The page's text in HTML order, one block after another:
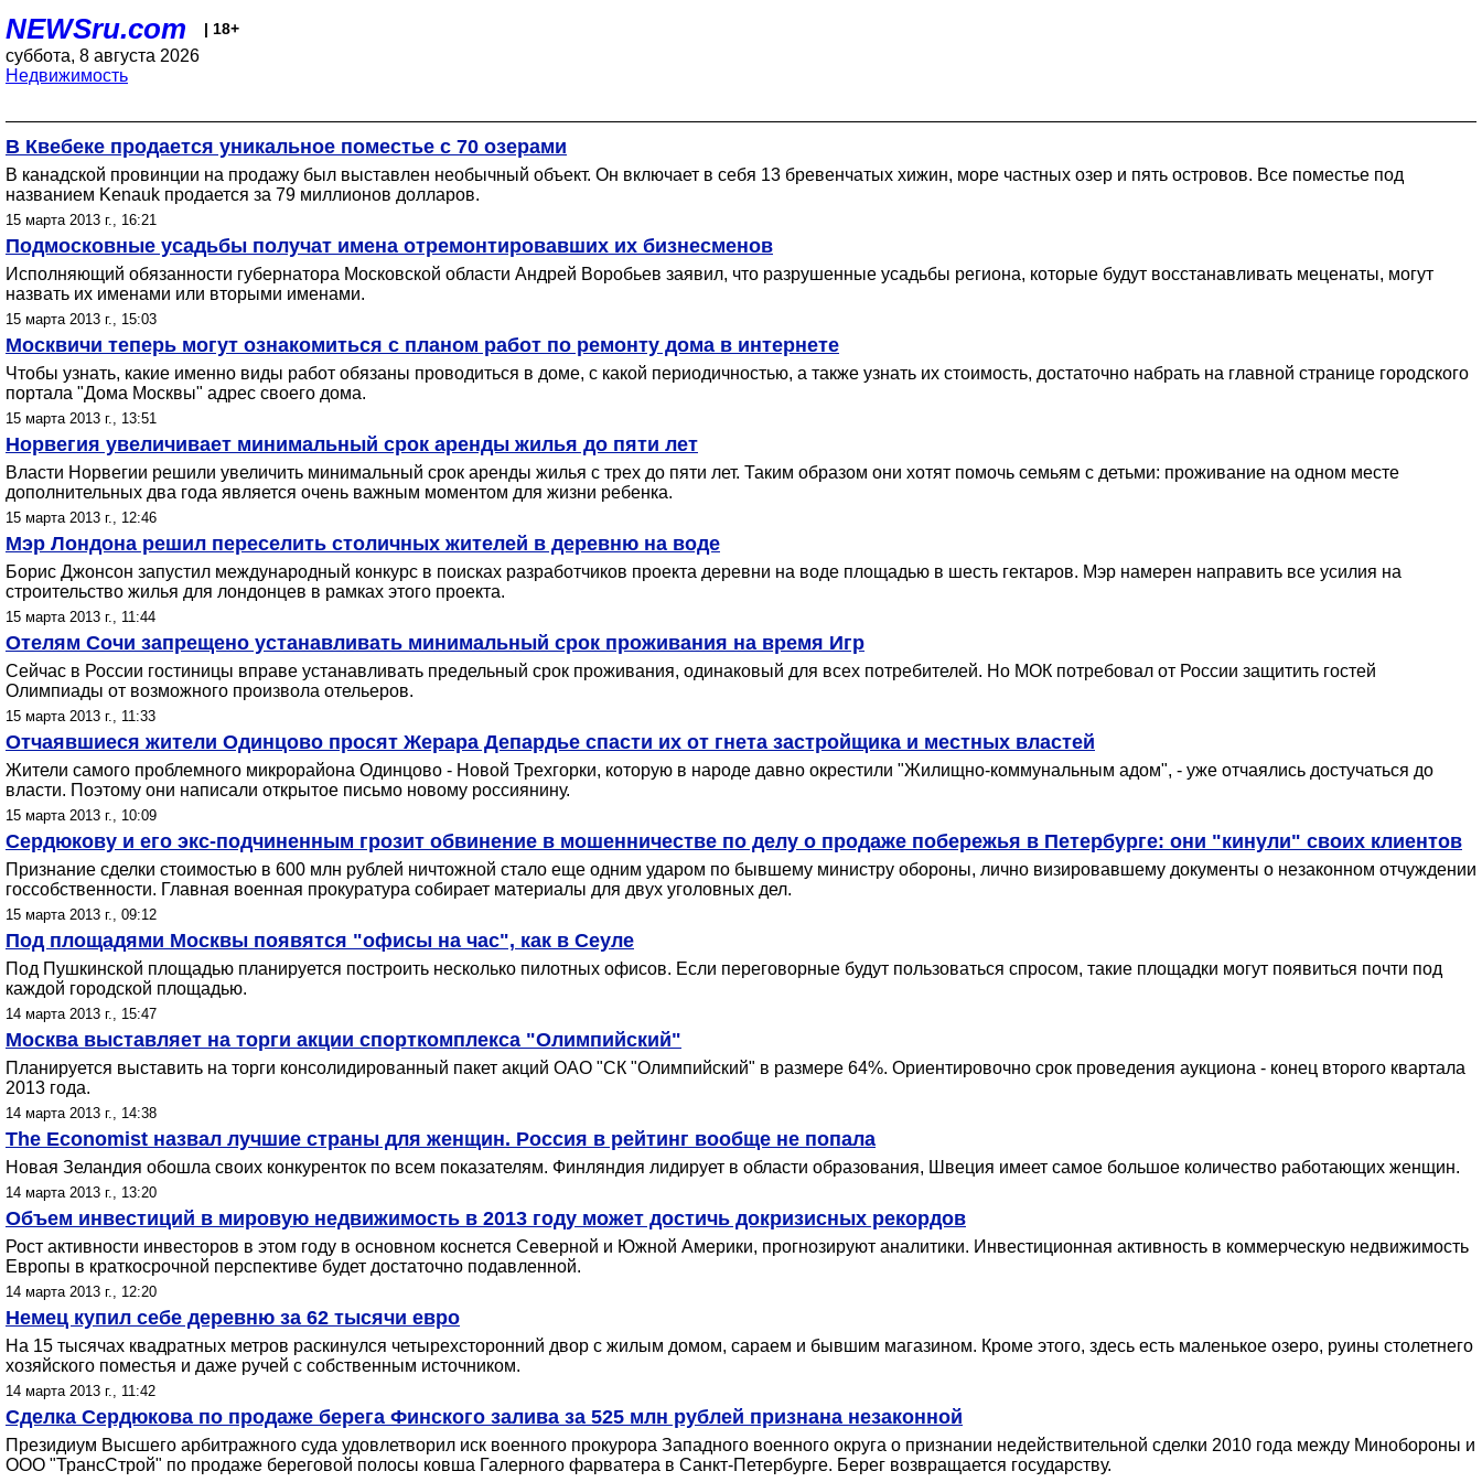
NEWSru.com | 18+
суббота, 8 августа 2026
Недвижимость
В Квебеке продается уникальное поместье с 70 озерами
В канадской провинции на продажу был выставлен необычный объект. Он включает в себя 13 бревенчатых хижин, море частных озер и пять островов. Все поместье под
названием Kenauk продается за 79 миллионов долларов.
15 марта 2013 г., 16:21
Подмосковные усадьбы получат имена отремонтировавших их бизнесменов
Исполняющий обязанности губернатора Московской области Андрей Воробьев заявил, что разрушенные усадьбы региона, которые будут восстанавливать меценаты, могут
назвать их именами или вторыми именами.
15 марта 2013 г., 15:03
Москвичи теперь могут ознакомиться с планом работ по ремонту дома в интернете
Чтобы узнать, какие именно виды работ обязаны проводиться в доме, с какой периодичностью, а также узнать их стоимость, достаточно набрать на главной странице городского
портала "Дома Москвы" адрес своего дома.
15 марта 2013 г., 13:51
Норвегия увеличивает минимальный срок аренды жилья до пяти лет
Власти Норвегии решили увеличить минимальный срок аренды жилья с трех до пяти лет. Таким образом они хотят помочь семьям с детьми: проживание на одном месте
дополнительных два года является очень важным моментом для жизни ребенка.
15 марта 2013 г., 12:46
Мэр Лондона решил переселить столичных жителей в деревню на воде
Борис Джонсон запустил международный конкурс в поисках разработчиков проекта деревни на воде площадью в шесть гектаров. Мэр намерен направить все усилия на
строительство жилья для лондонцев в рамках этого проекта.
15 марта 2013 г., 11:44
Отелям Сочи запрещено устанавливать минимальный срок проживания на время Игр
Сейчас в России гостиницы вправе устанавливать предельный срок проживания, одинаковый для всех потребителей. Но МОК потребовал от России защитить гостей
Олимпиады от возможного произвола отельеров.
15 марта 2013 г., 11:33
Отчаявшиеся жители Одинцово просят Жерара Депардье спасти их от гнета застройщика и местных властей
Жители самого проблемного микрорайона Одинцово - Новой Трехгорки, которую в народе давно окрестили "Жилищно-коммунальным адом", - уже отчаялись достучаться до
власти. Поэтому они написали открытое письмо новому россиянину.
15 марта 2013 г., 10:09
Сердюкову и его экс-подчиненным грозит обвинение в мошенничестве по делу о продаже побережья в Петербурге: они "кинули" своих клиентов
Признание сделки стоимостью в 600 млн рублей ничтожной стало еще одним ударом по бывшему министру обороны, лично визировавшему документы о незаконном отчуждении
госсобственности. Главная военная прокуратура собирает материалы для двух уголовных дел.
15 марта 2013 г., 09:12
Под площадями Москвы появятся "офисы на час", как в Сеуле
Под Пушкинской площадью планируется построить несколько пилотных офисов. Если переговорные будут пользоваться спросом, такие площадки могут появиться почти под
каждой городской площадью.
14 марта 2013 г., 15:47
Москва выставляет на торги акции спорткомплекса "Олимпийский"
Планируется выставить на торги консолидированный пакет акций ОАО "СК "Олимпийский" в размере 64%. Ориентировочно срок проведения аукциона - конец второго квартала
2013 года.
14 марта 2013 г., 14:38
The Economist назвал лучшие страны для женщин. Россия в рейтинг вообще не попала
Новая Зеландия обошла своих конкуренток по всем показателям. Финляндия лидирует в области образования, Швеция имеет самое большое количество работающих женщин.
14 марта 2013 г., 13:20
Объем инвестиций в мировую недвижимость в 2013 году может достичь докризисных рекордов
Рост активности инвесторов в этом году в основном коснется Северной и Южной Америки, прогнозируют аналитики. Инвестиционная активность в коммерческую недвижимость
Европы в краткосрочной перспективе будет достаточно подавленной.
14 марта 2013 г., 12:20
Немец купил себе деревню за 62 тысячи евро
На 15 тысячах квадратных метров раскинулся четырехсторонний двор с жилым домом, сараем и бывшим магазином. Кроме этого, здесь есть маленькое озеро, руины столетнего
хозяйского поместья и даже ручей с собственным источником.
14 марта 2013 г., 11:42
Сделка Сердюкова по продаже берега Финского залива за 525 млн рублей признана незаконной
Президиум Высшего арбитражного суда удовлетворил иск военного прокурора Западного военного округа о признании недействительной сделки 2010 года между Минобороны и
ООО "ТрансСтрой" по продаже береговой полосы ковша Галерного фарватера в Санкт-Петербурге. Берег возвращается государству.